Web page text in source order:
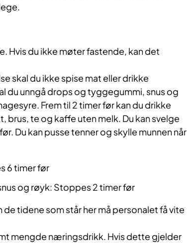
Hvis du ikke møter fastende, kan det
skal du ikke spise mat eller drikke
du unngå drops og tyggegummi, snus og
Frem til 2 timer før kan du drikke
te og kaffe uten melk. Du kan svelge
Du kan pusse tenner og skylle munnen når
6 timer før
og røyk: Stoppes 2 timer før
tidene som står her må personalet få vite
mengde næringsdrikk. Hvis dette gjelder